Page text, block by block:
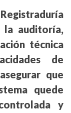
la auditoría,
técnica
de
que
quede
y